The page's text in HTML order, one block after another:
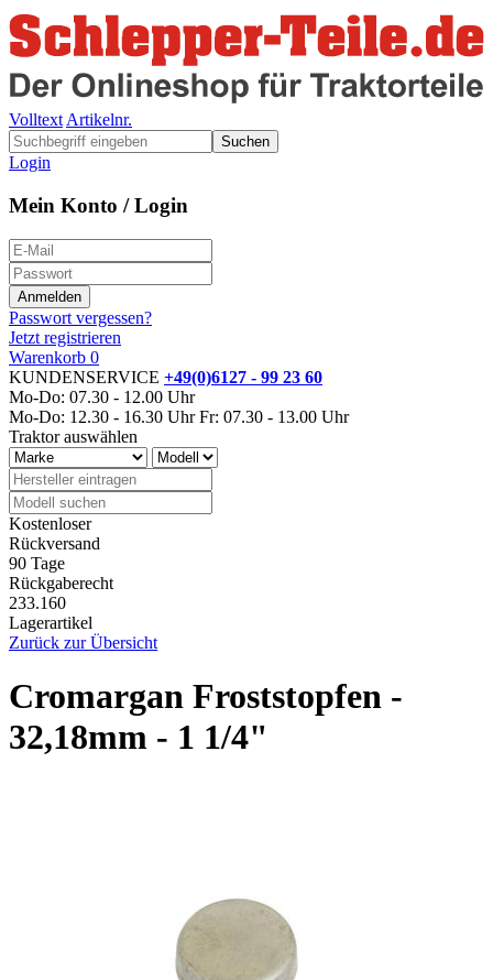
Volltext Artikelnr.
Suchen
Login
Mein Konto / Login
Passwort vergessen?
Jetzt registrieren
Warenkorb 0
KUNDENSERVICE +49(0)6127 - 99 23 60
Mo-Do: 07.30 - 12.00 Uhr
Mo-Do: 12.30 - 16.30 Uhr Fr: 07.30 - 13.00 Uhr
Traktor auswählen
Kostenloser
Rückversand
90 Tage
Rückgaberecht
233.160
Lagerartikel
Zurück zur Übersicht
Cromargan Froststopfen -
32,18mm - 1 1/4"